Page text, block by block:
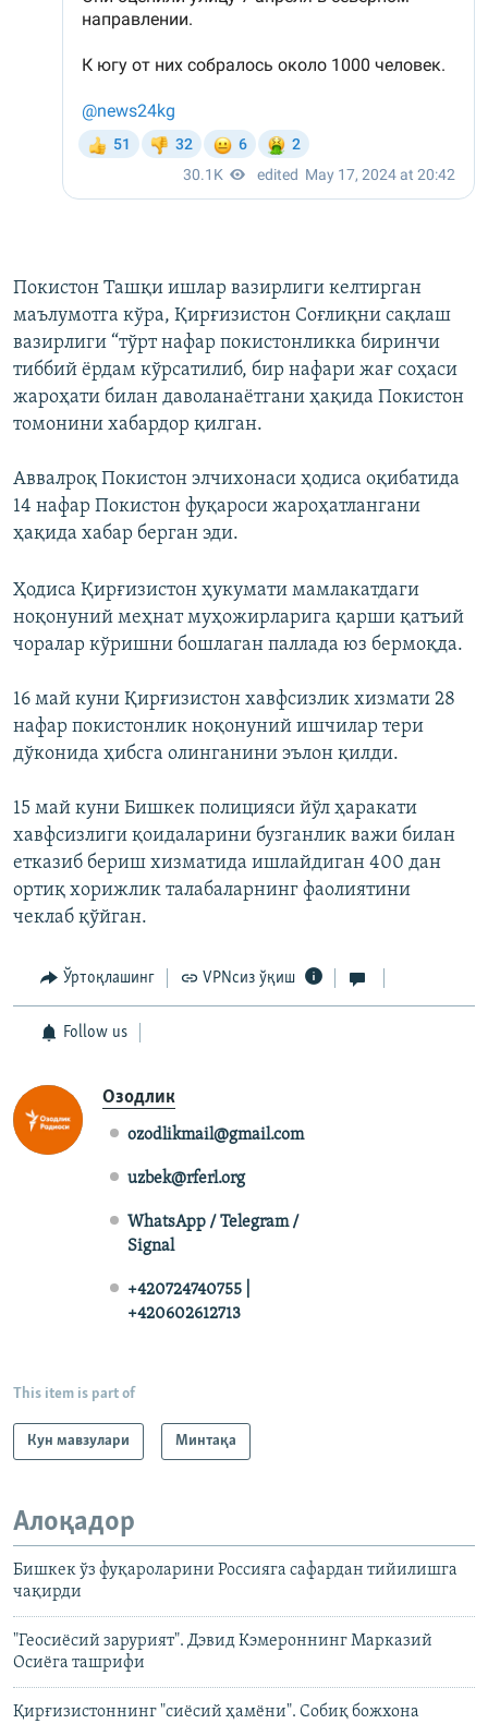
Покистон Ташқи ишлар вазирлиги келтирган
маълумотга кўра, Қирғизистон Соғлиқни сақлаш
вазирлиги “тўрт нафар покистонликка биринчи
тиббий ёрдам кўрсатилиб, бир нафари жағ соҳаси
жароҳати билан даволанаётгани ҳақида Покистон
томонини хабардор қилган.
Аввалроқ Покистон элчихонаси ҳодиса оқибатида
14 нафар Покистон фуқароси жароҳатлангани
ҳақида хабар берган эди.
Ҳодиса Қирғизистон ҳукумати мамлакатдаги
ноқонуний меҳнат муҳожирларига қарши қатъий
чоралар кўришни бошлаган паллада юз бермоқда.
16 май куни Қирғизистон хавфсизлик хизмати 28
нафар покистонлик ноқонуний ишчилар тери
дўконида ҳибсга олинганини эълон қилди.
15 май куни Бишкек полицияси йўл ҳаракати
хавфсизлиги қоидаларини бузганлик важи билан
етказиб бериш хизматида ишлайдиган 400 дан
ортиқ хорижлик талабаларнинг фаолиятини
чеклаб қўйган.
Ўртоқлашинг VPNсиз ўқиш
Follow us
Озодлик
ozodlikmail@gmail.com
uzbek@rferl.org
WhatsApp / Telegram /
Signal
+420724740755 |
+420602612713
This item is part of
Кун мавзулари Минтақа
Алоқадор
Бишкек ўз фуқароларини Россияга сафардан тийилишга
чақирди
"Геосиёсий зарурият". Дэвид Кэмероннинг Марказий
Осиёга ташрифи
Қирғизистоннинг "сиёсий ҳамёни". Собиқ божхона